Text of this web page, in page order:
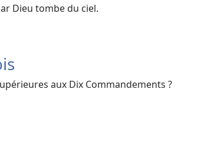
Dieu tombe du ciel.
aux Dix Commandements ?